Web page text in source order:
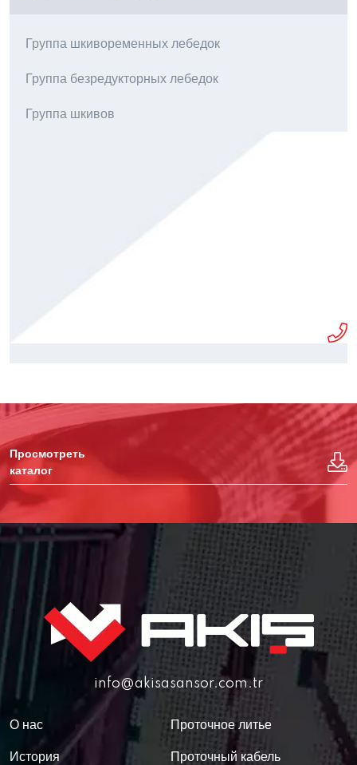
Группа шкивоременных лебедок
Группа безредукторных лебедок
Группа шкивов
Просмотреть
каталог
info@akisasansor.com.tr
О нас
История
Проточное литье
Проточный кабель